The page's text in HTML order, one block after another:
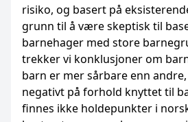
risiko, og basert på
grunn til å være skeptisk til
barnehager med store
trekker vi konklusjoner om
barn er mer sårbare enn
negativt på forhold knyttet til
finnes ikke holdepunkter i